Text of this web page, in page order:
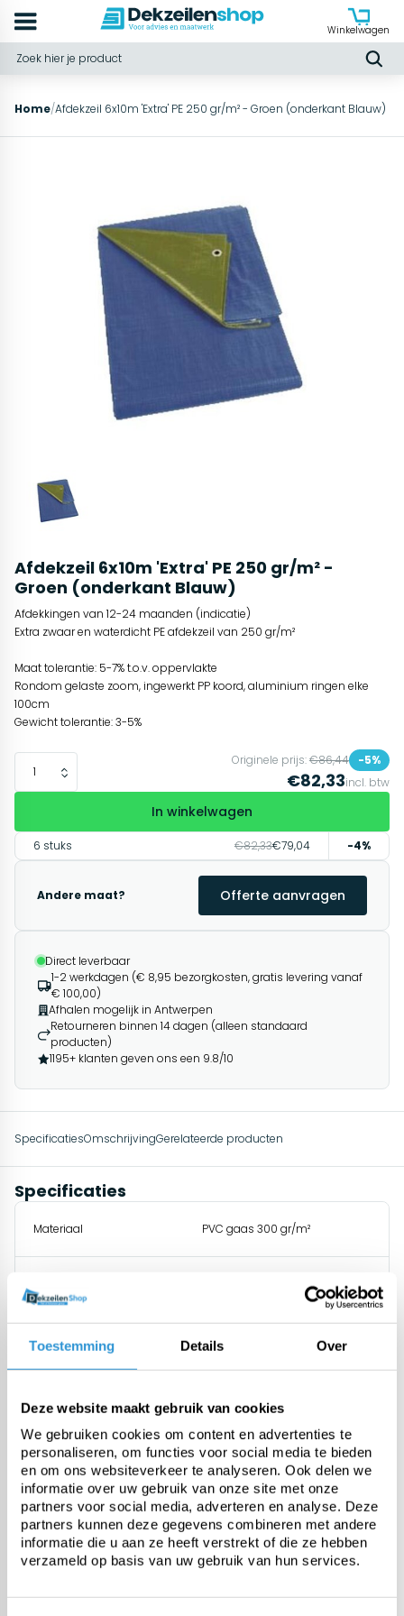
Toestemming Details Over
Deze website maakt gebruik van cookies
We gebruiken cookies om content en advertenties te
personaliseren, om functies voor social media te bieden
en om ons websiteverkeer te analyseren. Ook delen we
informatie over uw gebruik van onze site met onze
partners voor social media, adverteren en analyse. Deze
partners kunnen deze gegevens combineren met andere
informatie die u aan ze heeft verstrekt of die ze hebben
verzameld op basis van uw gebruik van hun services.
Winkelwagen
Home/Afdekzeil 6x10m 'Extra' PE 250 gr/m² - Groen (onderkant Blauw)
Afdekzeil 6x10m 'Extra' PE 250 gr/m² -
Groen (onderkant Blauw)
Afdekkingen van 12-24 maanden (indicatie)
Extra zwaar en waterdicht PE afdekzeil van 250 gr/m²
Maat tolerantie: 5-7% t.o.v. oppervlakte
Rondom gelaste zoom, ingewerkt PP koord, aluminium ringen elke
100cm
Gewicht tolerantie: 3-5%
Originele prijs:€86,44 -5%
€82,33incl. btw
In winkelwagen
6 stuks €82,33€79,04 -4%
Andere maat? Offerte aanvragen
Direct leverbaar
1-2 werkdagen (€ 8,95 bezorgkosten, gratis levering vanaf
€ 100,00)
Afhalen mogelijk in Antwerpen
Retourneren binnen 14 dagen (alleen standaard
producten)
1195+ klanten geven ons een 9.8/10
SpecificatiesOmschrijvingGerelateerde producten
Specificaties
Materiaal PVC gaas 300 gr/m²
Treksterkte 1025 N/5cm
Temperatuurbestendigheid -40 tot +80°C
Afwerking
Elke 100cm aluminium zeilring,
binnendiam. 12mm met PP
koordversterking